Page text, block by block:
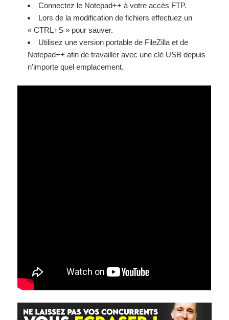
Connectez le Notepad++ à votre accès FTP.
Lors de la modification de fichiers effectuez un
« CTRL+S » pour sauver.
Utilisez une version portable de FileZilla et de
Notepad++ afin de travailler avec une clé USB depuis
n’importe quel emplacement.